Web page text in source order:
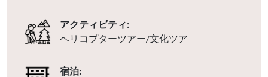
アクティビティ:
ヘリコプターツアー/文化ツア
宿泊: